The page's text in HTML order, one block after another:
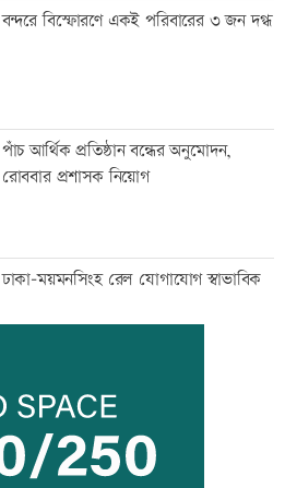
বন্দরে বিস্ফোরণে একই পরিবারের ৩ জন দগ্ধ
পাঁচ আর্থিক প্রতিষ্ঠান বন্ধের অনুমোদন,
রোববার প্রশাসক নিয়োগ
ঢাকা-ময়মনসিংহ রেল যোগাযোগ স্বাভাবিক
সিঙ্গাপুর থেকে এক কার্গো এলএনজি কিনবে
সরকার